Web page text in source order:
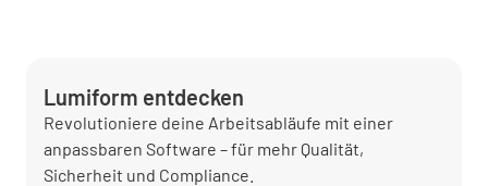
Lumiform entdecken
Revolutioniere deine Arbeitsabläufe mit einer
anpassbaren Software – für mehr Qualität,
Sicherheit und Compliance.